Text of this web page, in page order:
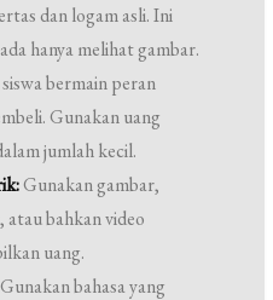
dan logam asli. Ini
hanya melihat gambar.
bermain peran
Gunakan uang
jumlah kecil.
Gunakan gambar,
bahkan video
uang.
Gunakan bahasa yang